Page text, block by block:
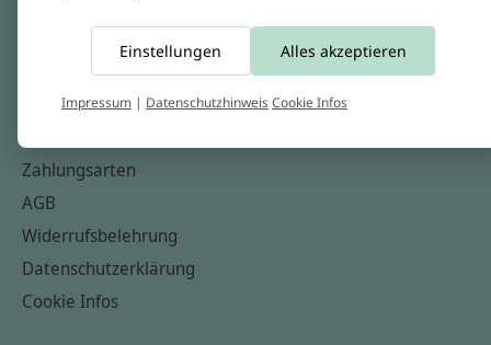
Informationen
Kontakt
Zahlungsarten
AGB
Widerrufsbelehrung
Datenschutzerklärung
Cookie Infos
Einstellungen Alles akzeptieren
Impressum | DatenschutzhinweisCookie Infos